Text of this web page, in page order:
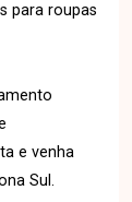
para roupas
e venha
Sul.